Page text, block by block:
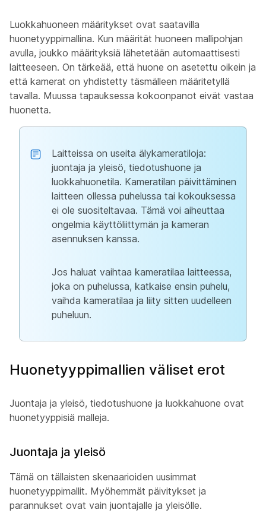
Luokkahuoneen määritykset ovat saatavilla
huonetyyppimallina. Kun määrität huoneen mallipohjan
avulla, joukko määrityksiä lähetetään automaattisesti
laitteeseen. On tärkeää, että huone on asetettu oikein ja
että kamerat on yhdistetty täsmälleen määritetyllä
tavalla. Muussa tapauksessa kokoonpanot eivät vastaa
huonetta.
Laitteissa on useita älykameratiloja:
juontaja ja yleisö, tiedotushuone ja
luokkahuonetila. Kameratilan päivittäminen
laitteen ollessa puhelussa tai kokouksessa
ei ole suositeltavaa. Tämä voi aiheuttaa
ongelmia käyttöliittymän ja kameran
asennuksen kanssa.
Jos haluat vaihtaa kameratilaa laitteessa,
joka on puhelussa, katkaise ensin puhelu,
vaihda kameratilaa ja liity sitten uudelleen
puheluun.
Huonetyyppimallien väliset erot
Juontaja ja yleisö, tiedotushuone ja luokkahuone ovat
huonetyyppisiä malleja.
Juontaja ja yleisö
Tämä on tällaisten skenaarioiden uusimmat
huonetyyppimallit. Myöhemmät päivitykset ja
parannukset ovat vain juontajalle ja yleisölle.